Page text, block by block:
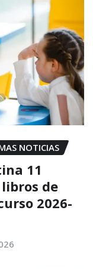
NOTICIAS
11
de
2026-